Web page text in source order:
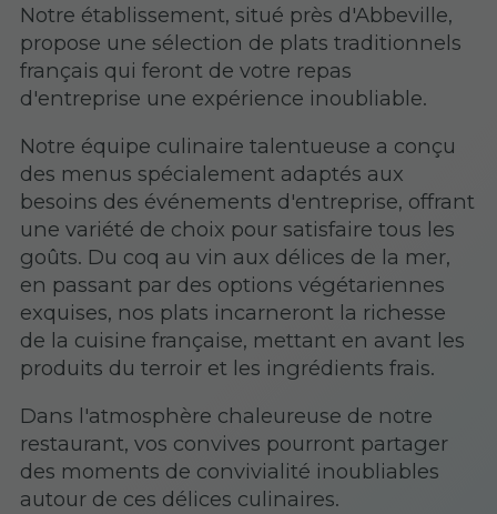
Notre établissement, situé près d'Abbeville,
propose une sélection de plats traditionnels
français qui feront de votre repas
d'entreprise une expérience inoubliable.
Notre équipe culinaire talentueuse a conçu
des menus spécialement adaptés aux
besoins des événements d'entreprise, offrant
une variété de choix pour satisfaire tous les
goûts. Du coq au vin aux délices de la mer,
en passant par des options végétariennes
exquises, nos plats incarneront la richesse
de la cuisine française, mettant en avant les
produits du terroir et les ingrédients frais.
Dans l'atmosphère chaleureuse de notre
restaurant, vos convives pourront partager
des moments de convivialité inoubliables
autour de ces délices culinaires.